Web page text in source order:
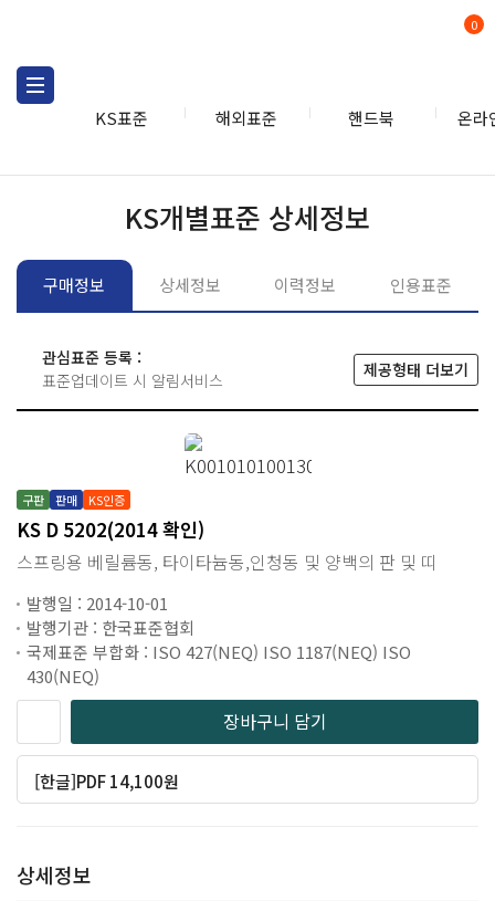
KS표준 해외표준 핸드북 온라
0
KS개별표준 상세정보
구매정보 상세정보 이력정보 인용표준
관심표준 등록 :
표준업데이트 시 알림서비스
제공형태 더보기
구판 판매 KS인증
KS D 5202(2014 확인)
스프링용 베릴륨동, 타이타늄동,인청동 및 양백의 판 및 띠
발행일 : 2014-10-01
발행기관 : 한국표준협회
국제표준 부합화 : ISO 427(NEQ) ISO 1187(NEQ) ISO
430(NEQ)
장바구니 담기
[한글]PDF 14,100원
상세정보